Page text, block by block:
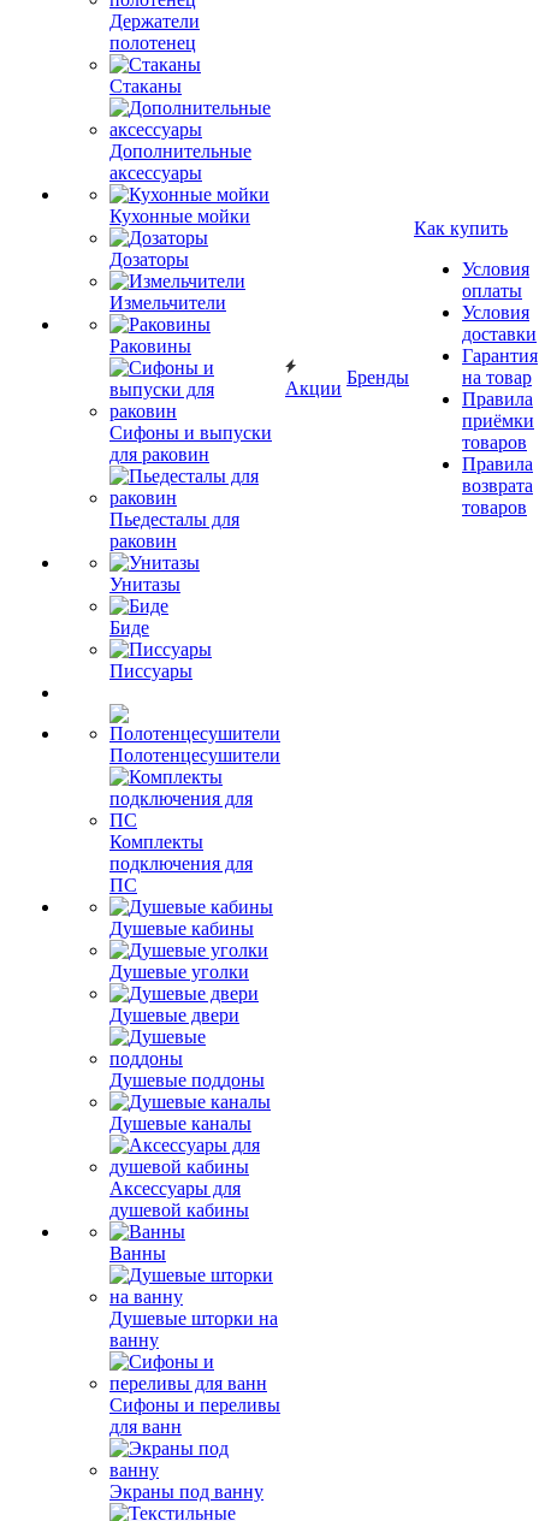
Держатели
полотенец
Стаканы
Дополнительные
аксессуары
Кухонные мойки
Дозаторы
Измельчители
Раковины
Сифоны и выпуски
для раковин
Пьедесталы для
раковин
Унитазы
Биде
Писсуары
Полотенцесушители
Комплекты
подключения для
ПС
Душевые кабины
Душевые уголки
Душевые двери
Душевые поддоны
Душевые каналы
Аксессуары для
душевой кабины
Ванны
Душевые шторки на
ванну
Сифоны и переливы
для ванн
Экраны под ванну
Акции
Бренды
Как купить
Условия
оплаты
Условия
доставки
Гарантия
на товар
Правила
приёмки
товаров
Правила
возврата
товаров